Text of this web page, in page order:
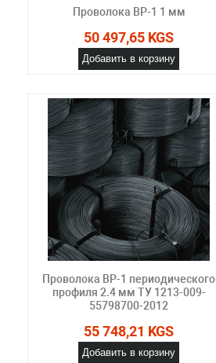
Проволока ВР-1 1 мм
50 497,65 KGS
Добавить в корзину
Проволока ВР-1 периодического
профиля 2.4 мм ТУ 1213-009-
55798700-2012
55 748,21 KGS
Добавить в корзину